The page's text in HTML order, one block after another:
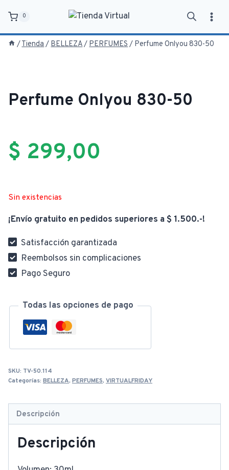
contenido
0
/Tienda / BELLEZA/ PERFUMES / Perfume Onlyou 830-50
Perfume Onlyou 830-50
$ 299,00
Sin existencias
¡Envío gratuito en pedidos superiores a $ 1.500.-!
Satisfacción garantizada
Reembolsos sin complicaciones
Pago Seguro
Todas las opciones de pago
SKU: TV-50.114
Categorías: BELLEZA, PERFUMES, VIRTUALFRIDAY
Descripción
Descripción